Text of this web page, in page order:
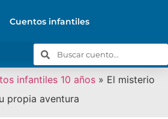
Cuentos infantiles
infantiles 10 años » El misterio
propia aventura